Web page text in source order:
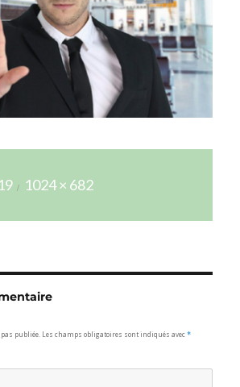
réelle
1024 × 682
publiée. Les champs obligatoires sont indiqués avec*